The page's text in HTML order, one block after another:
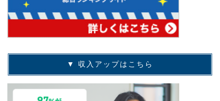
▼ 収入アップはこちら